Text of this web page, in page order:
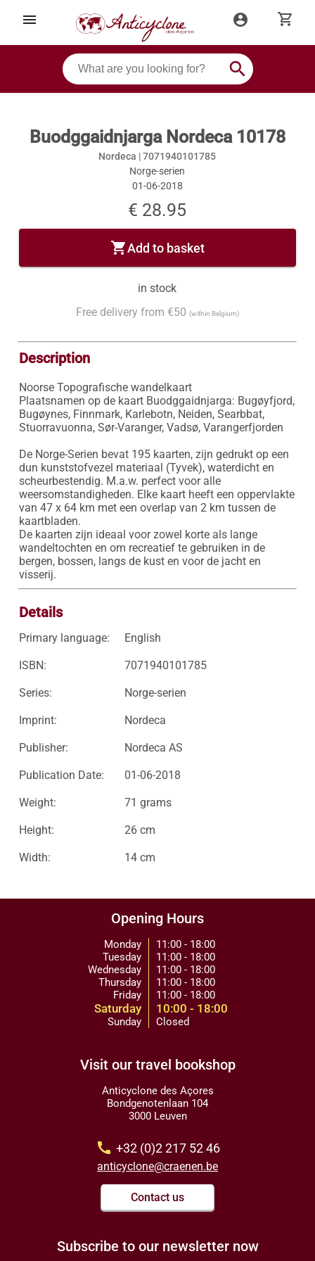
menu account_circle shopping_cart
search
Buodggaidnjarga Nordeca 10178
Nordeca |7071940101785
Norge-serien
01-06-2018
€ 28.95
shopping_cartAdd to basket
in stock
Free delivery from €50 (within Belgium)
Description
Noorse Topografische wandelkaart
Plaatsnamen op de kaart Buodggaidnjarga: Bugøyfjord,
Bugøynes, Finnmark, Karlebotn, Neiden, Searbbat,
Stuorravuonna, Sør-Varanger, Vadsø, Varangerfjorden
De Norge-Serien bevat 195 kaarten, zijn gedrukt op een
dun kunststofvezel materiaal (Tyvek), waterdicht en
scheurbestendig. M.a.w. perfect voor alle
weersomstandigheden. Elke kaart heeft een oppervlakte
van 47 x 64 km met een overlap van 2 km tussen de
kaartbladen.
De kaarten zijn ideaal voor zowel korte als lange
wandeltochten en om recreatief te gebruiken in de
bergen, bossen, langs de kust en voor de jacht en
visserij.
Details
Primary language: English
ISBN: 7071940101785
Series: Norge-serien
Imprint: Nordeca
Publisher: Nordeca AS
Publication Date: 01-06-2018
Weight: 71 grams
Height: 26 cm
Width: 14 cm
Opening Hours
Monday
Tuesday
Wednesday
Thursday
Friday
Saturday
Sunday
11:00 - 18:00
11:00 - 18:00
11:00 - 18:00
11:00 - 18:00
11:00 - 18:00
10:00 - 18:00
Closed
Visit our travel bookshop
Anticyclone des Açores
Bondgenotenlaan 104
3000 Leuven
call +32 (0)2 217 52 46
anticyclone@craenen.be
Contact us
Subscribe to our newsletter now